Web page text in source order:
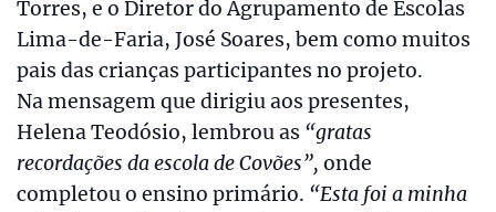
Torres, e o Diretor do Agrupamento de Escolas
Lima-de-Faria, José Soares, bem como muitos
pais das crianças participantes no projeto.
Na mensagem que dirigiu aos presentes,
Helena Teodósio, lembrou as “gratas
recordações da escola de Covões”, onde
completou o ensino primário. “Esta foi a minha